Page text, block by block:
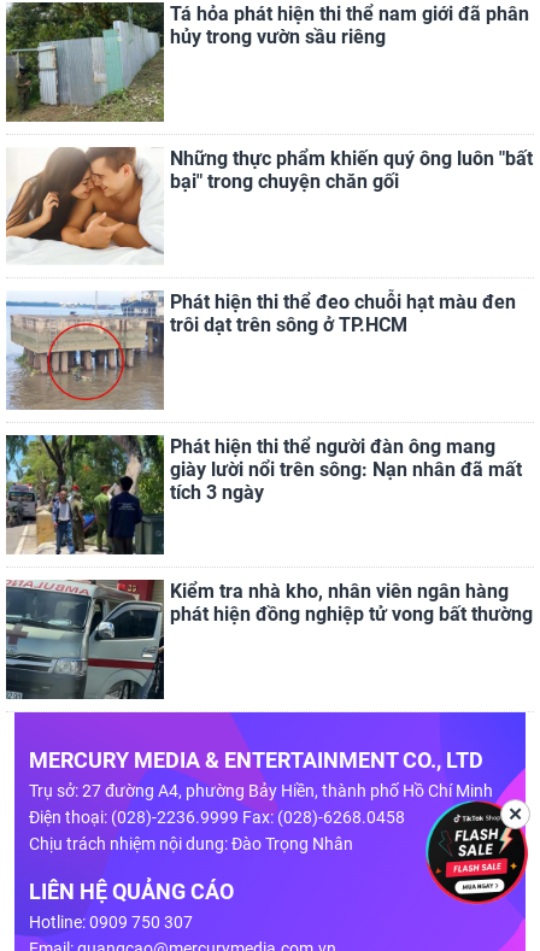
Tá hỏa phát hiện thi thể nam giới đã phân
hủy trong vườn sầu riêng
Những thực phẩm khiến quý ông luôn "bất
bại" trong chuyện chăn gối
Phát hiện thi thể đeo chuỗi hạt màu đen
trôi dạt trên sông ở TP.HCM
Phát hiện thi thể người đàn ông mang
giày lười nổi trên sông: Nạn nhân đã mất
tích 3 ngày
Kiểm tra nhà kho, nhân viên ngân hàng
phát hiện đồng nghiệp tử vong bất thường
MERCURY MEDIA & ENTERTAINMENT CO., LTD
Trụ sở: 27 đường A4, phường Bảy Hiền, thành phố Hồ Chí Minh
Điện thoại: (028)-2236.9999 Fax: (028)-6268.0458
Chịu trách nhiệm nội dung: Đào Trọng Nhân
LIÊN HỆ QUẢNG CÁO
Hotline: 0909 750 307
✕